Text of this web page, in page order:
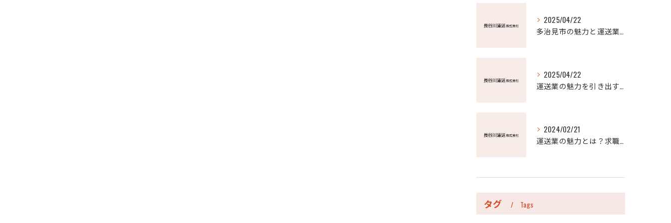
2025/04/22
多治見市の魅力と運送業の未来
2025/04/22
運送業の魅力を引き出す！誇り高い仕事のリアルな姿
2024/02/21
運送業の魅力とは？求職者に響く転職成功ストーリー
タグ Tags